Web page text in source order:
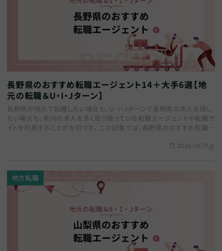
長野県のおすすめ転職エージェント14＋大手6選【地
元の転職＆U・I・Jターン】
長野県が地元で転職したい場合も、U・I・Jターンで長野県の求人を探し
たい場合も、県内の求人を多く取り扱っている転職エージェントや転職サ
イトを利用することが大切です。 この記事では、長野県のおすすめ転職エ
2026.06.17
地方転職